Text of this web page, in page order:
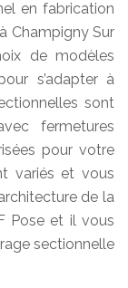
en fabrication
Champigny Sur
de modèles
s’adapter à
sont
fermetures
pour votre
variés et vous
de la
Pose et il vous
sectionnelle